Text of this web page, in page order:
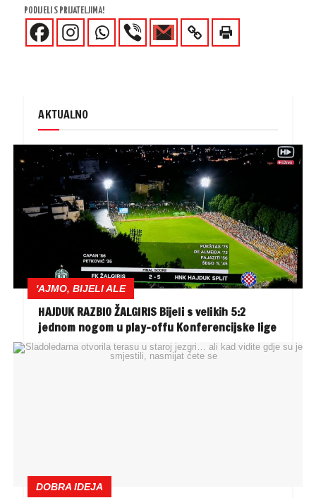
PODIJELI S PRIJATELJIMA!
AKTUALNO
'AJMO, BIJELI ALE
HAJDUK RAZBIO ŽALGIRIS Bijeli s velikih 5:2
jednom nogom u play-offu Konferencijske lige
DOBRA IDEJA